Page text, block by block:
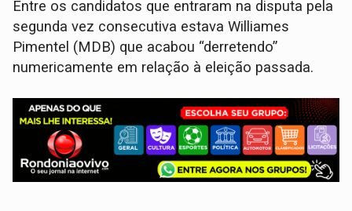
Entre os candidatos que entraram na disputa pela
segunda vez consecutiva estava Williames
Pimentel (MDB) que acabou “derretendo”
numericamente em relação à eleição passada.